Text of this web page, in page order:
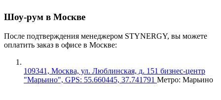
Шоу-рум в Москве
После подтверждения менеджером STYNERGY, вы можете
оплатить заказ в офисе в Москве:
109341, Москва, ул. Люблинская, д. 151 бизнес-центр
"Марьино", GPS: 55.660445, 37.741791 Метро: Марьино